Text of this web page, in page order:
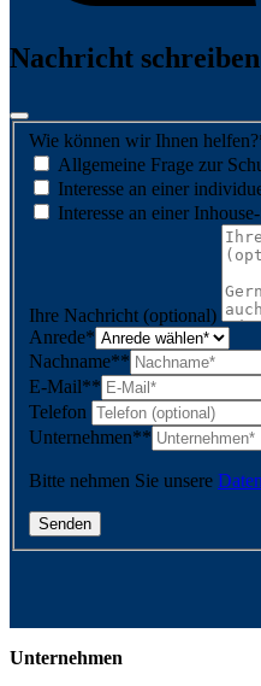
Nachricht schreiben
Wie können wir Ihnen helfen?
Allgemeine Frage zur
Interesse an einer
Interesse an einer
Ihre Nachricht (optional)
Anrede*
Nachname**
E-Mail**
Telefon
Unternehmen**
Bitte nehmen Sie unsere
Unternehmen